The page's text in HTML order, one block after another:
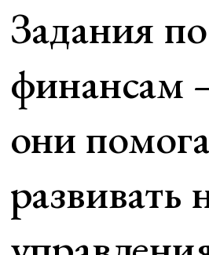
Задания по
финансам
они
развивать